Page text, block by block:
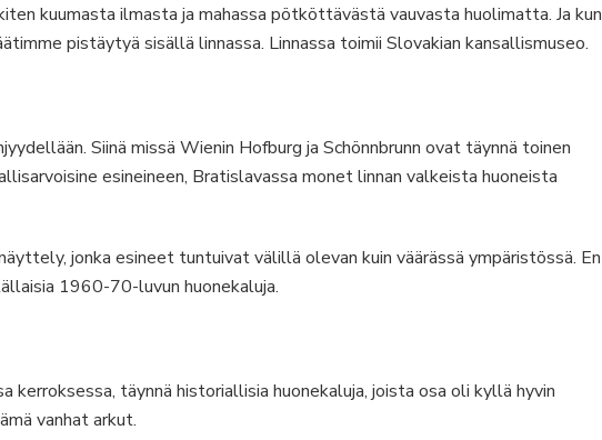
kuumasta ilmasta ja mahassa pötköttävästä vauvasta huolimatta. Ja kun
pistäytyä sisällä linnassa. Linnassa toimii Slovakian kansallismuseo.
Siinä missä Wienin Hofburg ja Schönnbrunn ovat täynnä toinen
esineineen, Bratislavassa monet linnan valkeista huoneista
jonka esineet tuntuivat välillä olevan kuin väärässä ympäristössä. En
1960-70-luvun huonekaluja.
kerroksessa, täynnä historiallisia huonekaluja, joista osa oli kyllä hyvin
vanhat arkut.